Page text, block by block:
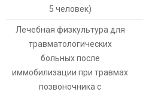
5 человек)
Лечебная физкультура для
травматологических
больных после
иммобилизации при травмах
позвоночника с